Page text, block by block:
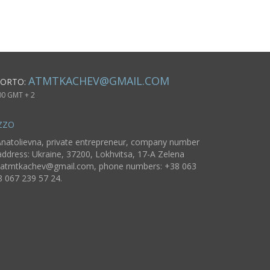
ATMTKACHEV@GMAIL.COM
GMT + 2
private entrepreneur, company number
Ukraine, 37200, Lokhvitsa, 17-A Zelena
atmtkachev@gmail.com, phone numbers: +38 063
067 239 57 24.